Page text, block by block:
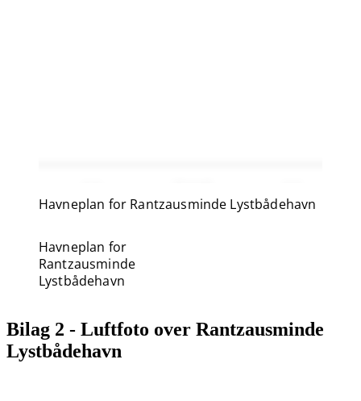
Havneplan for Rantzausminde Lystbådehavn
Havneplan for
Rantzausminde
Lystbådehavn
Bilag 2 - Luftfoto over Rantzausminde
Lystbådehavn